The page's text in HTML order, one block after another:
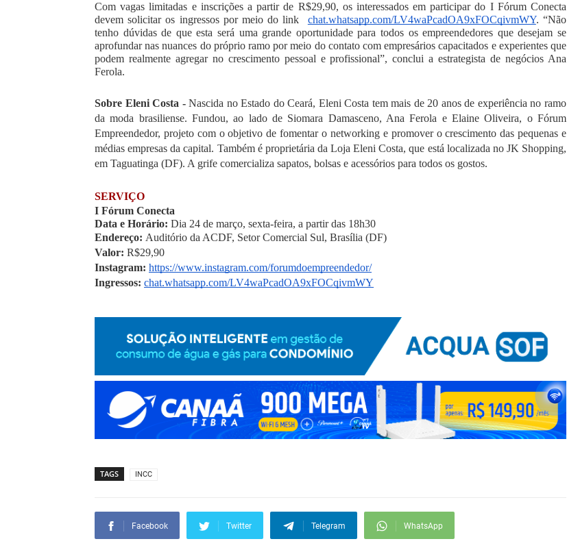
Com vagas limitadas e inscrições a partir de R$29,90, os interessados em participar do I Fórum Conecta
devem solicitar os ingressos por meio do link chat.whatsapp.com/LV4waPcadOA9xFOCqivmWY. “Não
tenho dúvidas de que esta será uma grande oportunidade para todos os empreendedores que desejam se
aprofundar nas nuances do próprio ramo por meio do contato com empresários capacitados e experientes que
podem realmente agregar no crescimento pessoal e profissional”, conclui a estrategista de negócios Ana
Ferola.
Sobre Eleni Costa - Nascida no Estado do Ceará, Eleni Costa tem mais de 20 anos de experiência no ramo
da moda brasiliense. Fundou, ao lado de Siomara Damasceno, Ana Ferola e Elaine Oliveira, o Fórum
Empreendedor, projeto com o objetivo de fomentar o networking e promover o crescimento das pequenas e
médias empresas da capital. Também é proprietária da Loja Eleni Costa, que está localizada no JK Shopping,
em Taguatinga (DF). A grife comercializa sapatos, bolsas e acessórios para todos os gostos.
SERVIÇO
I Fórum Conecta
Data e Horário: Dia 24 de março, sexta-feira, a partir das 18h30
Endereço: Auditório da ACDF, Setor Comercial Sul, Brasília (DF)
Valor: R$29,90
Instagram: https://www.instagram.com/forumdoempreendedor/
Ingressos: chat.whatsapp.com/LV4waPcadOA9xFOCqivmWY
TAGS INCC
Facebook Twitter Telegram WhatsApp